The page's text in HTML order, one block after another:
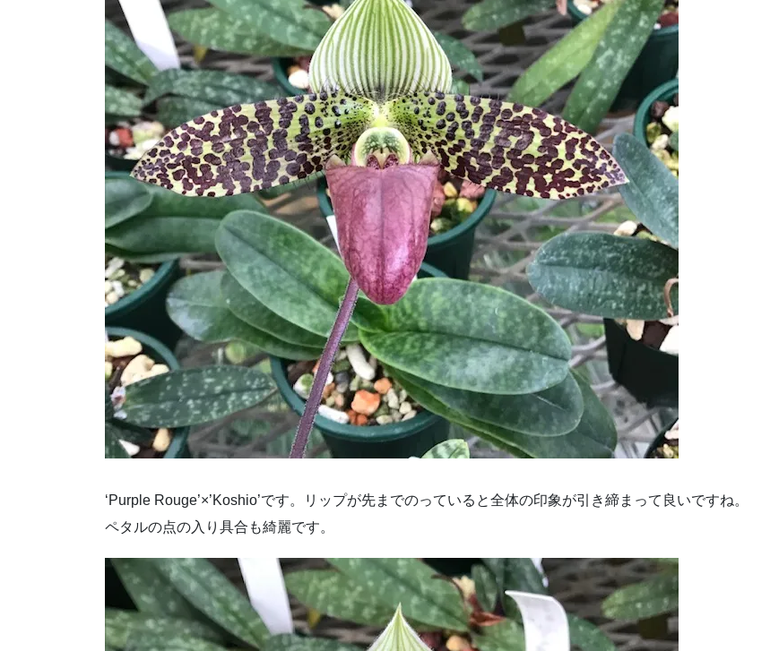
‘Purple Rouge’×’Koshio’です。リップが先までのっていると全体の印象が引き締まって良いですね。
ペタルの点の入り具合も綺麗です。